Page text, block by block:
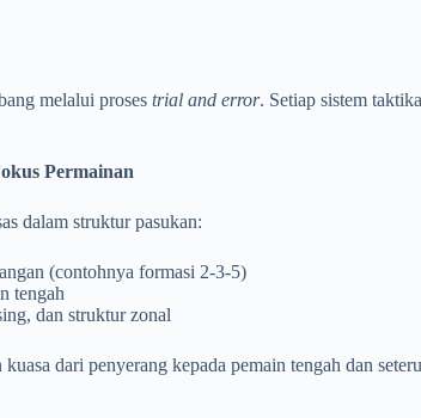
melalui proses trial and error. Setiap sistem
Permainan
dalam struktur pasukan:
(contohnya formasi 2-3-5)
tengah
dan struktur zonal
dari penyerang kepada pemain tengah dan